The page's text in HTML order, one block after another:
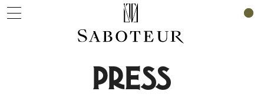
PRESS